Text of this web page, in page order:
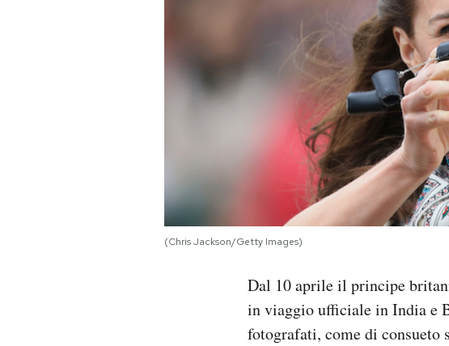
(Chris Jackson/Getty Images)
Dal 10 aprile il principe
in viaggio ufficiale in India e
fotografati, come di consueto